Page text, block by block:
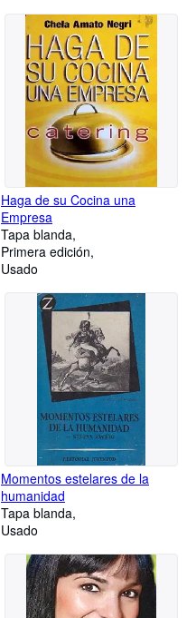
Haga de su Cocina una
Empresa
Tapa blanda
Primera edición
Usado
Momentos estelares de la
humanidad
Tapa blanda
Usado